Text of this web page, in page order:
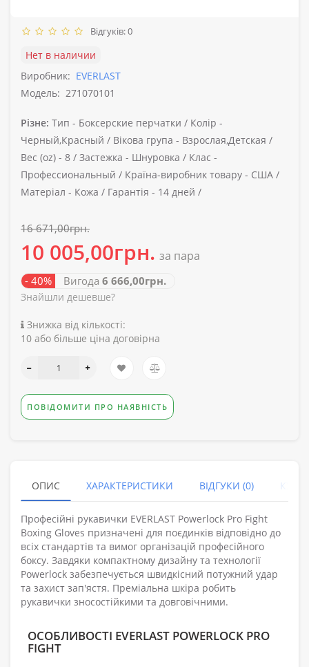
Відгуків: 0
Нет в наличии
Виробник: EVERLAST
Модель: 271070101
Різне: Тип - Боксерские перчатки / Колір -
Черный,Красный / Вікова група - Взрослая,Детская /
Вес (oz) - 8 / Застежка - Шнуровка / Клас -
Профессиональный / Країна-виробник товару - США /
Матеріал - Кожа / Гарантія - 14 дней /
16 671,00грн.
10 005,00грн. за пара
- 40% Вигода 6 666,00грн.
Знайшли дешевше?
Знижка від кількості:
10 або більше ціна договірна
ПОВІДОМИТИ ПРО НАЯВНІСТЬ
ОПИС ХАРАКТЕРИСТИКИ ВІДГУКИ (0)
Професійні рукавички EVERLAST Powerlock Pro Fight
Boxing Gloves призначені для поєдинків відповідно до
всіх стандартів та вимог організацій професійного
боксу. Завдяки компактному дизайну та технології
Powerlock забезпечується швидкісний потужний удар
та захист зап'ястя. Преміальна шкіра робить
рукавички зносостійкими та довговічними.
ОСОБЛИВОСТІ EVERLAST POWERLOCK PRO
FIGHT